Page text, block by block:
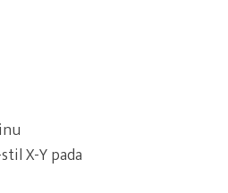
X-Y pada